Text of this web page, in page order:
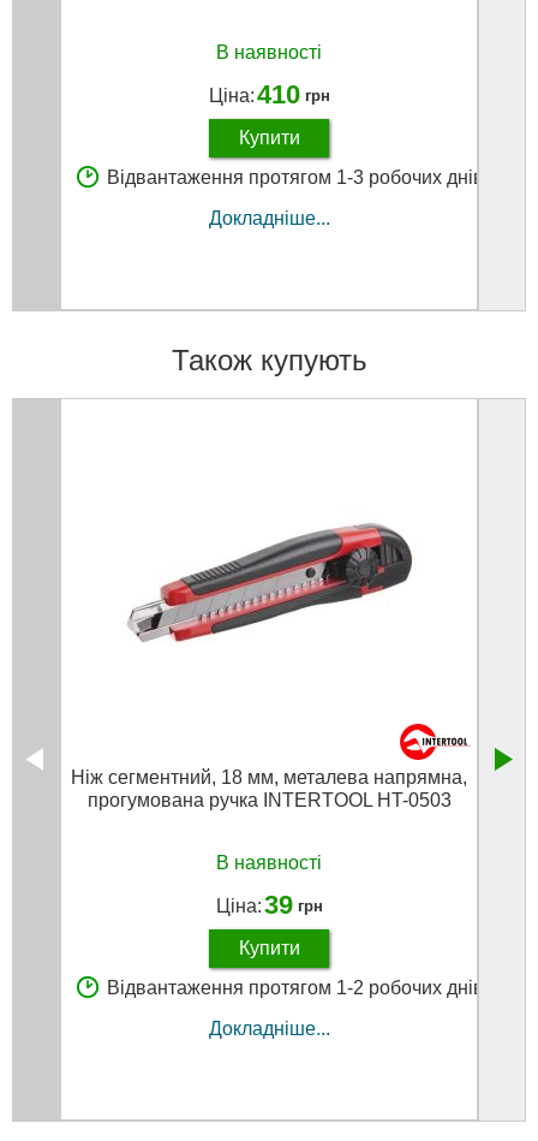
В наявності
Ціна:410 грн
Купити
Відвантаження протягом 1-3 робочих днів
Докладніше...
Також купують
Ніж сегментний, 18 мм, металева напрямна,
прогумована ручка INTERTOOL HT-0503
В наявності
Ціна:39 грн
Купити
Відвантаження протягом 1-2 робочих днів
Докладніше...
Ніж